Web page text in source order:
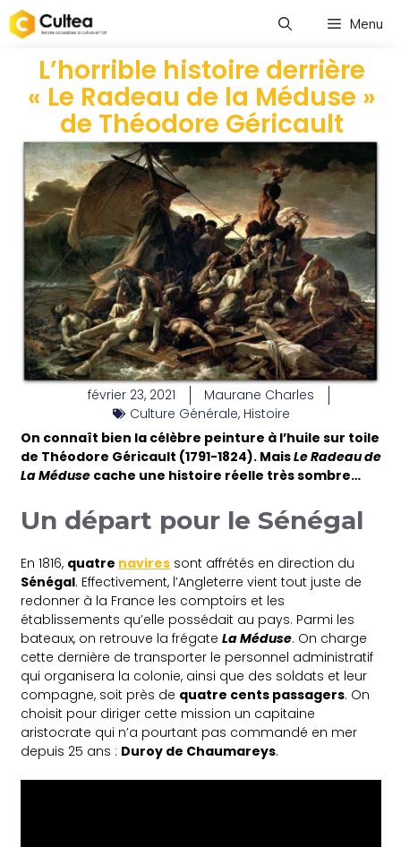
Menu
L’horrible histoire derrière
« Le Radeau de la Méduse »
de Théodore Géricault
février 23, 2021
Maurane Charles
Culture Générale, Histoire
On connaît bien la célèbre peinture à l’huile sur toile
de Théodore Géricault (1791-1824). MaisLeRadeau de
La Méduse cache une histoire réelle très sombre…
Un départ pour le Sénégal
En 1816, quatre navires sont affrétés en direction du
Sénégal. Effectivement, l’Angleterre vient tout juste de
redonner à la France les comptoirs et les
établissements qu’elle possédait au pays. Parmi les
bateaux, on retrouve la frégateLa Méduse. On charge
cette dernière de transporter le personnel administratif
qui organisera la colonie, ainsi que des soldats et leur
compagne, soit près de quatre cents passagers. On
choisit pour diriger cette mission un capitaine
aristocrate qui n’a pourtant pas commandé en mer
depuis 25 ans : Duroy de Chaumareys.